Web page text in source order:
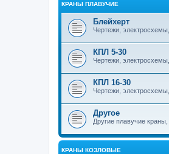
КРАНЫ ПЛАВУЧИЕ
Блейхерт
Чертежи,
КПЛ 5-30
Чертежи,
КПЛ 16-30
Чертежи,
Другое
Другие плавучие
КРАНЫ КОЗЛОВЫЕ